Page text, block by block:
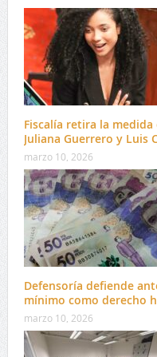
Fiscalía retira la
Juliana Guerrero y Luis
marzo 10, 2026
Defensoría defiende
mínimo como derecho
marzo 10, 2026